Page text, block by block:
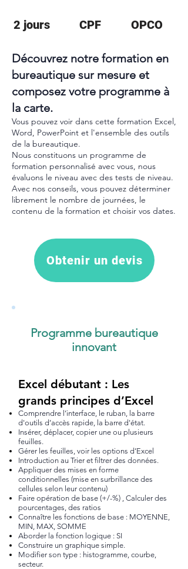
2 jours CPF OPCO
Découvrez notre formation en
bureautique sur mesure et
composez votre programme à
la carte.
Vous pouvez voir dans cette formation Excel,
Word, PowerPoint et l'ensemble des outils
de la bureautique.
Nous constituons un programme de
formation personnalisé avec vous, nous
évaluons le niveau avec des tests de niveau.
Avec nos conseils, vous pouvez déterminer
librement le nombre de journées, le
contenu de la formation et choisir vos dates.
Obtenir un devis
Programme bureautique
innovant
Excel débutant : Les
grands principes d’Excel
Comprendre l’interface, le ruban, la barre
d'outils d’accès rapide, la barre d'état.
Insérer, déplacer, copier une ou plusieurs
feuilles.
Gérer les feuilles, voir les options d’Excel
Introduction au Trier et filtrer des données.
Appliquer des mises en forme
conditionnelles (mise en surbrillance des
cellules selon leur contenu)
Faire opération de base (+/-%) , Calculer des
pourcentages, des ratios
Connaître les fonctions de base : MOYENNE,
MIN, MAX, SOMME
Aborder la fonction logique : SI
Construire un graphique simple.
Modifier son type : histogramme, courbe,
secteur.